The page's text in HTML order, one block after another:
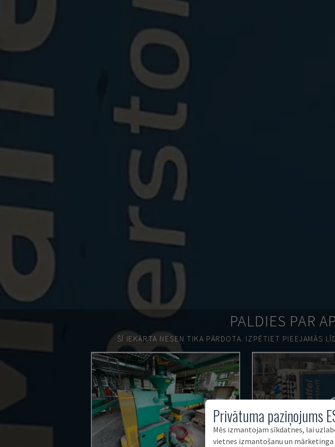
PALDIES PAR
ŠĪ IEKĀRTA NESEN TIKA PĀRDOTA. IZPĒTIET PIEEJAMĀS
Privātuma paziņojums
Mēs izmantojam sīkdatnes, lai
vietnes izmantošanu un